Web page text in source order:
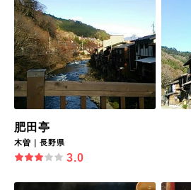
肥田亭
木曽｜長野県
3.0